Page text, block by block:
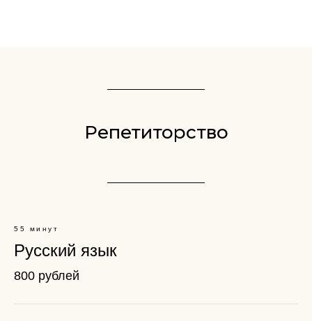
Репетиторство
55 минут
Русский язык
800 рублей